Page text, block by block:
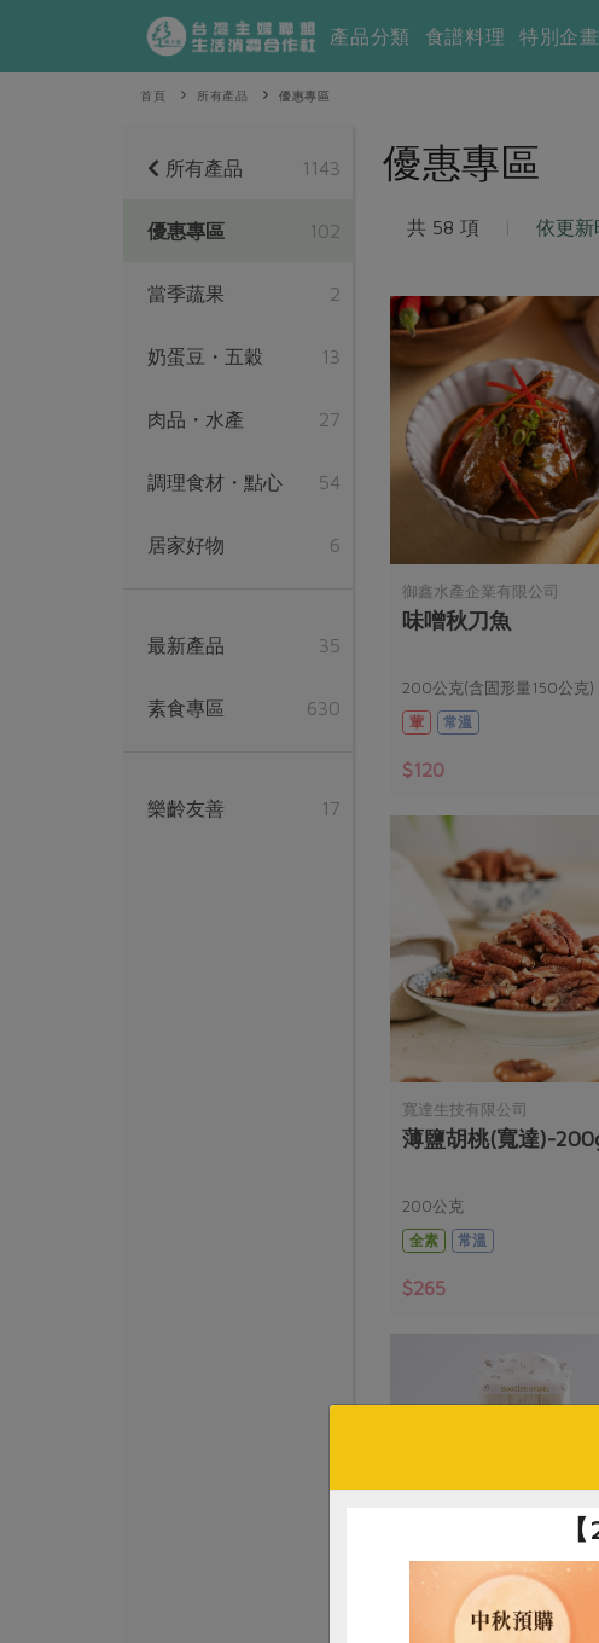
產品分類 食譜料理 特別企畫
首頁 所有產品 優惠專區
優惠專區
共 58 項 | 依更
御鑫水產企業有限公司
味噌秋刀魚
200公克(含固形量150公克)
葷
常溫
$120
寬達生技有限公司
薄鹽胡桃(寬達)-
200公克
全素
常溫
$265
麵本家食品股份有限公司
所有產品 1143
優惠專區 102
當季蔬果 2
奶蛋豆・五穀 13
肉品・水產 27
調理食材・點心 54
居家好物 6
最新產品 35
素食專區 630
樂齡友善 17